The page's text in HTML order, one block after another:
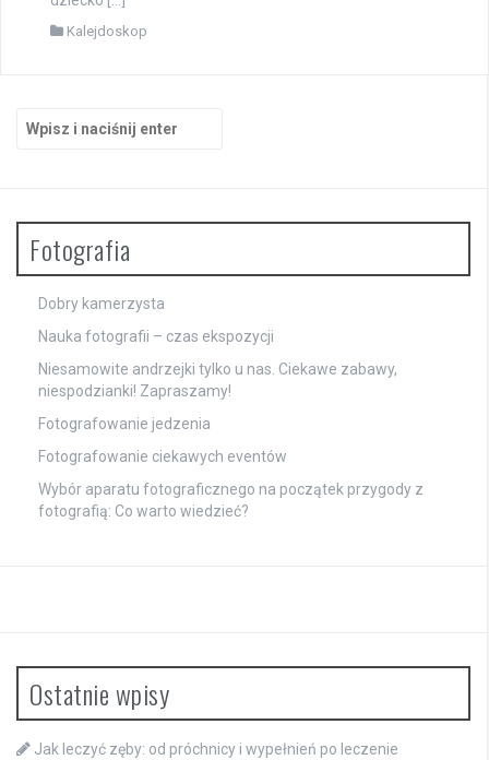
Kalejdoskop
Fotografia
Dobry kamerzysta
Nauka fotografii – czas ekspozycji
Niesamowite andrzejki tylko u nas. Ciekawe zabawy,
niespodzianki! Zapraszamy!
Fotografowanie jedzenia
Fotografowanie ciekawych eventów
Wybór aparatu fotograficznego na początek przygody z
fotografią: Co warto wiedzieć?
Ostatnie wpisy
Jak leczyć zęby: od próchnicy i wypełnień po leczenie